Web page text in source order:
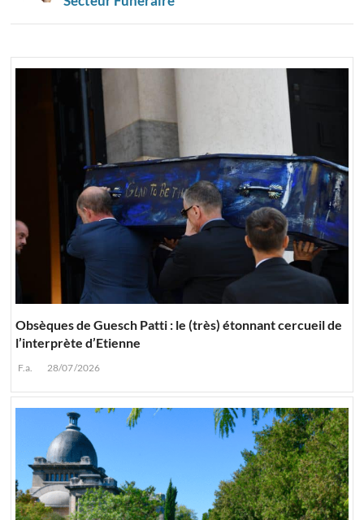
Obsèques de Guesch Patti : le (très) étonnant cercueil de
l’interprète d’Etienne
F.a. 28/07/2026